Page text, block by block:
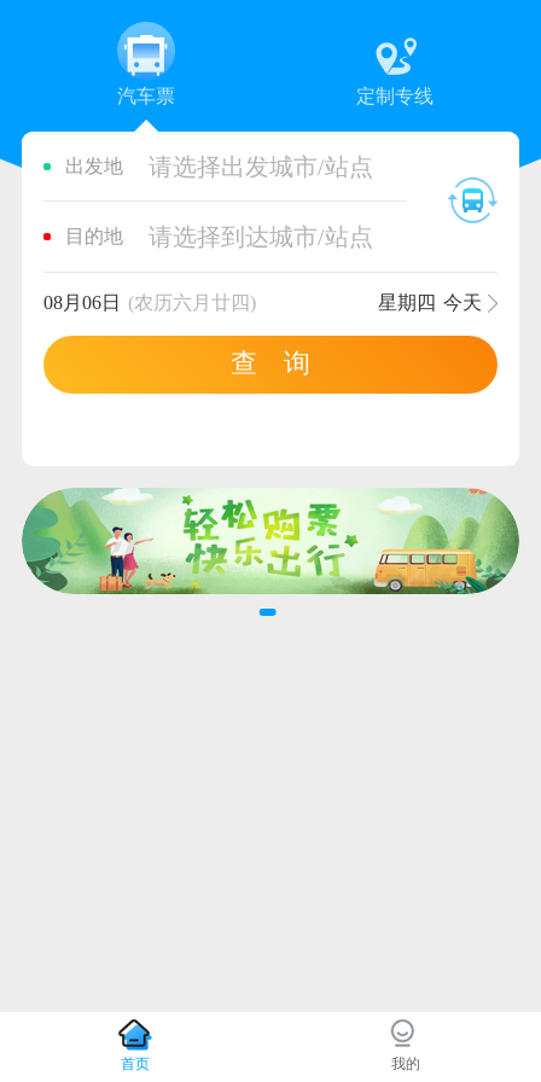
汽车票 定制专线
出发地 请选择出发城市/站点
目的地 请选择到达城市/站点
08月06日 (农历六月廿四) 星期四 今天
查 询
首页 我的